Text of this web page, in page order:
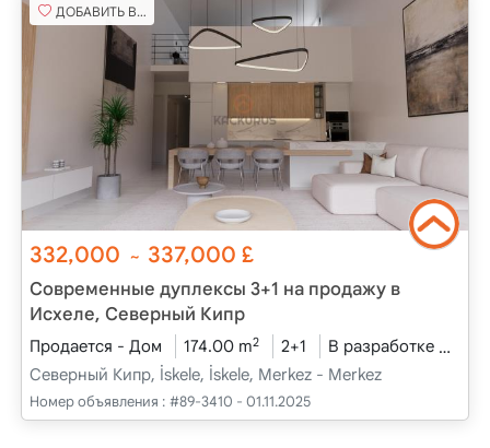
ДОБАВИТЬ В ИЗБРАННОЕ
332,000 ~ 337,000 £
Современные дуплексы 3+1 на продажу в
Исхеле, Северный Кипр
Продается - Дом 174.00 m2 2+1 В разработке
Северный Кипр, İskele, İskele, Merkez - Merkez
Номер объявления : #89-3410 - 01.11.2025